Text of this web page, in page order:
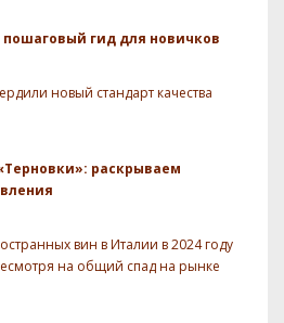
гид для новичков
новый стандарт качества
раскрываем
вин в Италии в 2024 году
на общий спад на рынке